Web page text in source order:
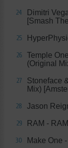
24
Dimitri
[Smash
25
26
Temple
(Original
27
Stoneface
Mix)
28 Jason
29 RAM -
30 Make One